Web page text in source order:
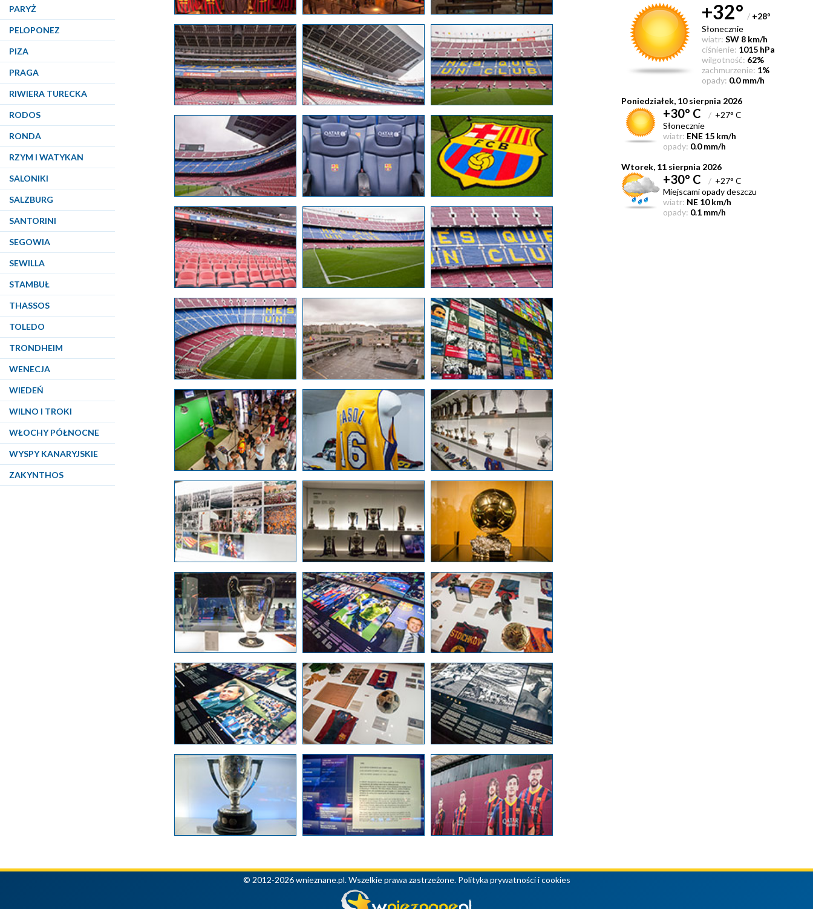
PARYŻ
PELOPONEZ
PIZA
PRAGA
RIWIERA TURECKA
RODOS
RONDA
RZYM I WATYKAN
SALONIKI
SALZBURG
SANTORINI
SEGOWIA
SEWILLA
STAMBUŁ
THASSOS
TOLEDO
TRONDHEIM
WENECJA
WIEDEŃ
WILNO I TROKI
WŁOCHY PÓŁNOCNE
WYSPY KANARYJSKIE
ZAKYNTHOS
+32° / +28°
Słonecznie
wiatr: SW 8 km/h
ciśnienie: 1015 hPa
wilgotność: 62%
zachmurzenie: 1%
opady: 0.0 mm/h
Poniedziałek, 10 sierpnia 2026
+30° C / +27° C
Słonecznie
wiatr: ENE 15 km/h
opady: 0.0 mm/h
Wtorek, 11 sierpnia 2026
+30° C / +27° C
Miejscami opady deszczu
wiatr: NE 10 km/h
opady: 0.1 mm/h
© 2012-2026 wnieznane.pl. Wszelkie prawa zastrzeżone. Polityka prywatności i cookies